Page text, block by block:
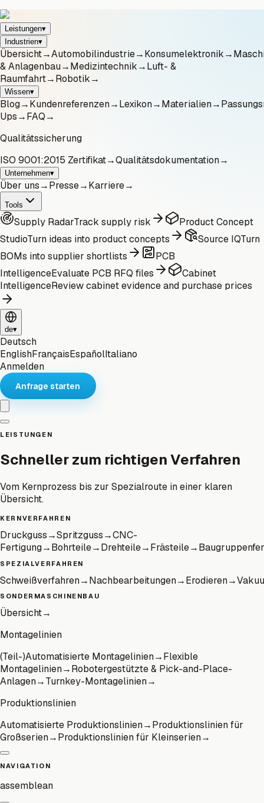
Leistungen▾
Industrien▾
Übersicht→Automobilindustrie→Konsumelektronik→
& Anlagenbau→Medizintechnik→Luft- &
Raumfahrt→Robotik→
Wissen▾
Blog→Kundenreferenzen→Lexikon→Materialien→
Ups→FAQ→
Qualitätssicherung
ISO 9001:2015 Zertifikat→Qualitätsdokumentation→
Unternehmen▾
Über uns→Presse→Karriere→
Tools
Supply RadarTrack supply risk
Product Concept
StudioTurn ideas into product concepts Source IQTurn
BOMs into supplier shortlists
PCB
IntelligenceEvaluate PCB RFQ files
Cabinet
IntelligenceReview cabinet evidence and purchase prices
de▾
Deutsch
EnglishFrançaisEspañolItaliano
Anmelden
Anfrage starten
LEISTUNGEN
Schneller zum richtigen Verfahren
Vom Kernprozess bis zur Spezialroute in einer klaren
Übersicht.
KERNVERFAHREN
Druckguss→Spritzguss→CNC-
Fertigung→Bohrteile→Drehteile→Frästeile→
SPEZIALVERFAHREN
Schweißverfahren→Nachbearbeitungen→Erodieren→
SONDERMASCHINENBAU
Übersicht→
Montagelinien
(Teil-)Automatisierte Montagelinien→Flexible
Montagelinien→Robotergestützte & Pick-and-Place-
Anlagen→Turnkey-Montagelinien→
Produktionslinien
Automatisierte Produktionslinien→Produktionslinien für
Großserien→Produktionslinien für Kleinserien→
NAVIGATION
assemblean